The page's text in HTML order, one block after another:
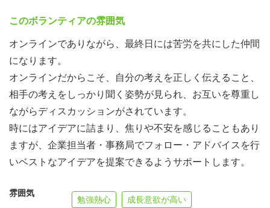
くなっています。
課題を解決する力や、発想力・想像力、プレゼン力など、
社会に出るために必要な力を身につける機会です。
このボランティアの雰囲気
オンラインでありながら、最終日には苦労を共にした仲間
になります。
オンラインだからこそ、自分の考えを正しく伝えること、
相手の考えをしっかり聞く姿勢が見られ、お互いを尊重し
ながらディスカッションがされています。
時にはアイデアに詰まり、焦りや不安を感じることもあり
ますが、企業担当者・事務局でフォロー・アドバイスを行
いベストなアイデアを提案できるようサポートします。
雰囲気
勉強熱心 成長意欲が高い